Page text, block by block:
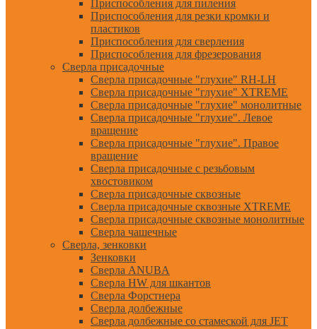
Приспособления для пиления
Приспособления для резки кромки и
пластиков
Приспособления для сверления
Приспособления для фрезерования
Сверла присадочные
Сверла присадочные "глухие" RH-LH
Сверла присадочные "глухие" XTREME
Сверла присадочные "глухие" монолитные
Сверла присадочные "глухие". Левое
вращение
Сверла присадочные "глухие". Правое
вращение
Сверла присадочные с резьбовым
хвостовиком
Сверла присадочные сквозные
Сверла присадочные сквозные XTREME
Сверла присадочные сквозные монолитные
Сверла чашечные
Сверла, зенковки
Зенковки
Сверла ANUBA
Сверла HW для шкантов
Сверла Форстнера
Сверла долбежные
Сверла долбежные со стамеской для JET